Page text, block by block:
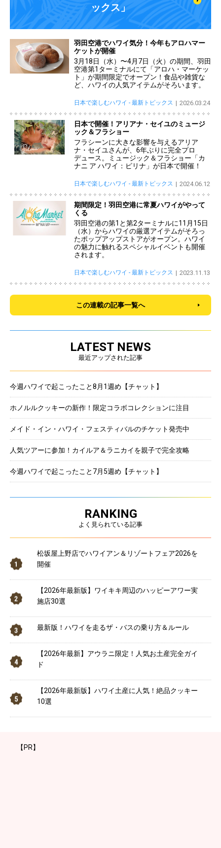
ックス」
羽田空港でハワイ気分！今年もアロハマー
ケットが開催
3月18日（水）〜4月7日（火）の期間、羽田
空港第1ターミナルにて「アロハ・マーケッ
ト」が期間限定でオープン！食品や雑貨な
ど、ハワイの人気アイテムがそろいます。
日本で楽しむハワイ - 最新トピックス 2026.03.24
日本で開催！アリアナ・セイユのミュージ
ック＆フラショー
フラシーンに大きな影響を与えるアリア
ナ・セイユさんが、6年ぶりに完全プロ
デュース。ミュージック＆フラショー「カ
ナニ ア ハワイ：ピリナ」が日本で開催！
日本で楽しむハワイ - 最新トピックス 2024.06.12
期間限定！羽田空港に常夏ハワイがやって
くる
羽田空港の第1と第2ターミナルに11月15日
（水）からハワイの厳選アイテムがそろっ
たポップアップストアがオープン。ハワイ
の魅力に触れるスペシャルイベントも開催
されます。
日本で楽しむハワイ - 最新トピックス 2023.11.13
この連載の記事一覧へ
LATEST NEWS
最近アップされた記事
今週ハワイで起こったこと8月1週め【チャット】
ホノルルクッキーの新作！限定コラボコレクションに注目
メイド・イン・ハワイ・フェスティバルのチケット発売中
人気ツアーに参加！カイルア＆ラニカイを親子で完全攻略
今週ハワイで起こったこと7月5週め【チャット】
RANKING
よく見られている記事
松坂屋上野店でハワイアン＆リゾートフェア2026を
開催
【2026年最新版】ワイキキ周辺のハッピーアワー実
施店30選
最新版！ハワイを走るザ・バスの乗り方＆ルール
【2026年最新】アウラニ限定！人気お土産完全ガイ
ド
【2026年最新版】ハワイ土産に人気！絶品クッキー
10選
【PR】